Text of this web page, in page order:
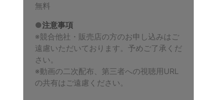
無料
●注意事項
※競合他社・販売店の方のお申し込みはご
遠慮いただいております。予めご了承くだ
さい。
※動画の二次配布、第三者への視聴用URL
の共有はご遠慮ください。